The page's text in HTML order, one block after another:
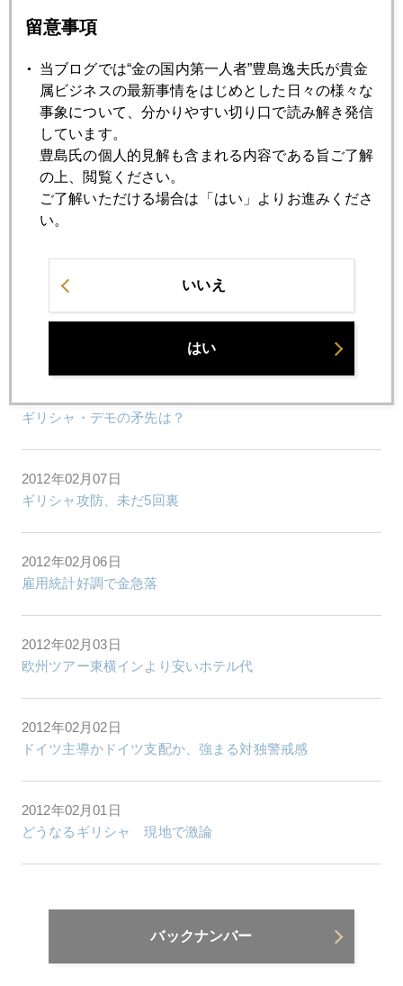
2012年02月15日
ポールソン 金売却継続
2012年02月13日
デフォルトを望むアテネ市民
2012年02月10日
2012年02月09日
ギリシャ・デモの矛先は？
2012年02月07日
ギリシャ攻防、未だ5回裏
2012年02月06日
雇用統計好調で金急落
2012年02月03日
欧州ツアー東横インより安いホテル代
2012年02月02日
ドイツ主導かドイツ支配か、強まる対独警戒感
2012年02月01日
どうなるギリシャ 現地で激論
バックナンバー
留意事項
当ブログでは“金の国内第一人者”豊島逸夫氏が貴金
属ビジネスの最新事情をはじめとした日々の様々な
事象について、分かりやすい切り口で読み解き発信
しています。
豊島氏の個人的見解も含まれる内容である旨ご了解
の上、閲覧ください。
ご了解いただける場合は「はい」よりお進みくださ
い。
いいえ
はい